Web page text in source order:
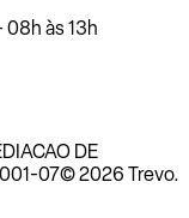
08h às 13h
DE
07© 2026 Trevo.